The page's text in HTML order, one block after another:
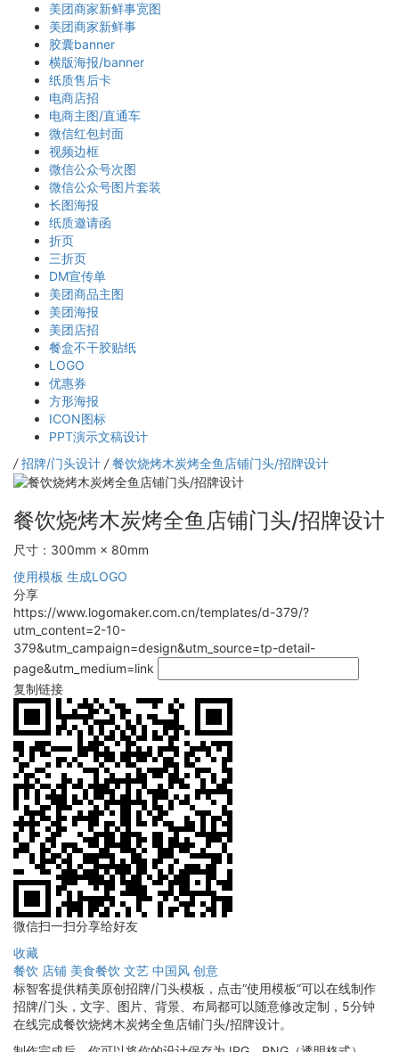
美团商家新鲜事宽图
美团商家新鲜事
胶囊banner
横版海报/banner
纸质售后卡
电商店招
电商主图/直通车
微信红包封面
视频边框
微信公众号次图
微信公众号图片套装
长图海报
纸质邀请函
折页
三折页
DM宣传单
美团商品主图
美团海报
美团店招
餐盒不干胶贴纸
LOGO
优惠券
方形海报
ICON图标
PPT演示文稿设计
/ 招牌/门头设计 / 餐饮烧烤木炭烤全鱼店铺门头/招牌设计
餐饮烧烤木炭烤全鱼店铺门头/招牌设计
尺寸：300mm × 80mm
使用模板 生成LOGO
分享
https://www.logomaker.com.cn/templates/d-379/?
utm_content=2-10-
379&utm_campaign=design&utm_source=tp-detail-
page&utm_medium=link
复制链接
微信扫一扫分享给好友
收藏
餐饮 店铺 美食餐饮 文艺 中国风 创意
标智客提供精美原创招牌/门头模板，点击“使用模板”可以在线制作
招牌/门头，文字、图片、背景、布局都可以随意修改定制，5分钟
在线完成餐饮烧烤木炭烤全鱼店铺门头/招牌设计。